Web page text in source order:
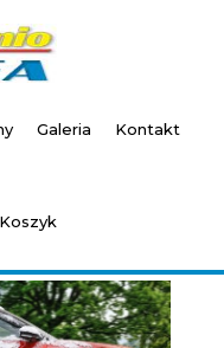
Galeria Kontakt
Koszyk